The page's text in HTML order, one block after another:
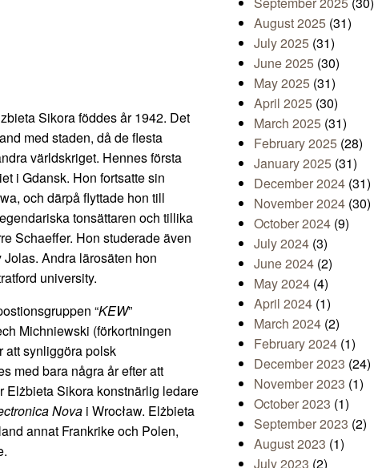
Sikora föddes år 1942. Det
med staden, då de flesta
världskriget. Hennes första
i Gdansk. Hon fortsatte sin
och därpå flyttade hon till
tonsättaren och tillika
Schaeffer. Hon studerade även
Andra lärosäten hon
university.
“KEW”
Michniewski (förkortningen
att synliggöra polsk
med bara några år efter att
Elżbieta Sikora konstnärlig ledare
Nova i Wrocław. Elżbieta
annat Frankrike och Polen,
August 2025 (31)
July 2025 (31)
June 2025 (30)
May 2025 (31)
April 2025 (30)
March 2025 (31)
February 2025 (28)
January 2025 (31)
December 2024 (31)
November 2024 (30)
October 2024 (9)
July 2024 (3)
June 2024 (2)
May 2024 (4)
April 2024 (1)
March 2024 (2)
February 2024 (1)
December 2023 (24)
November 2023 (1)
October 2023 (1)
September 2023 (2)
August 2023 (1)
July 2023 (2)